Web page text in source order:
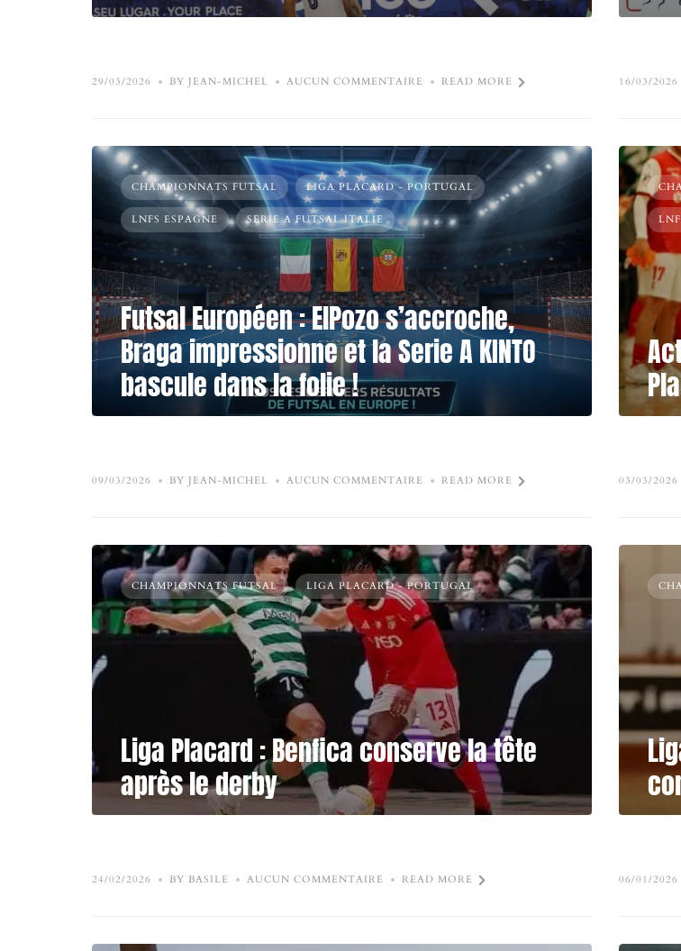
29/03/2026 BY JEAN-MICHEL AUCUN COMMENTAIRE READ MORE 16/03/2026
CHAMPIONNATS FUTSAL LIGA PLACARD - PORTUGAL
LNFS ESPAGNE SERIE A FUTSAL ITALIE
Futsal Européen : ElPozo s’accroche,
Braga impressionne et la Serie A KINTO
bascule dans la folie !
09/03/2026 BY JEAN-MICHEL AUCUN COMMENTAIRE READ MORE 03/03/2026
CHAMPIONNATS FUTSAL LIGA PLACARD - PORTUGAL
Liga Placard : Benfica conserve la tête
après le derby
24/02/2026 BY BASILE AUCUN COMMENTAIRE READ MORE 06/01/2026